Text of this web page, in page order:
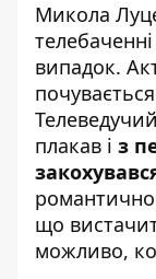
Микола
випадок.
плакав і з
що
можливо,